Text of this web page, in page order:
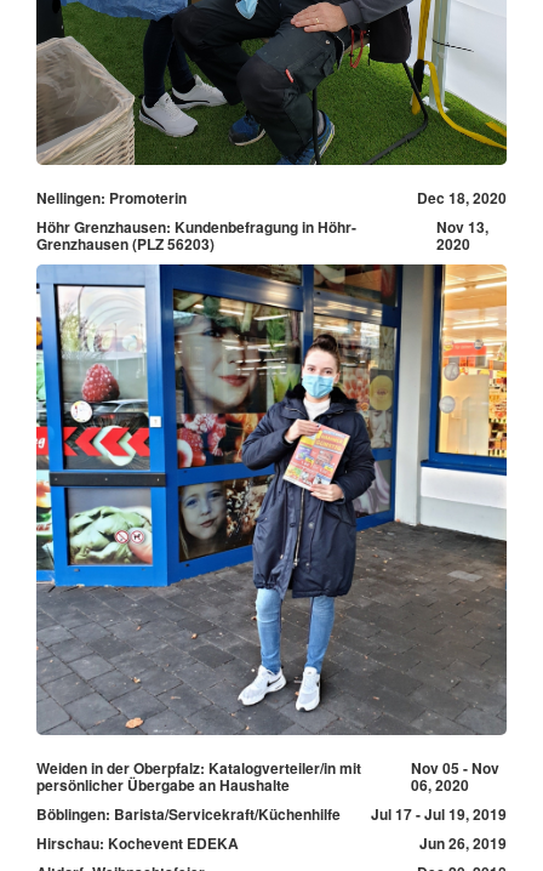
Nellingen: Promoterin
Dec 18, 2020
Höhr Grenzhausen: Kundenbefragung in Höhr-
Grenzhausen (PLZ 56203)
Nov 13,
2020
Weiden in der Oberpfalz: Katalogverteiler/in mit
persönlicher Übergabe an Haushalte
Nov 05 - Nov
06, 2020
Böblingen: Barista/Servicekraft/Küchenhilfe
Jul 17 - Jul 19, 2019
Hirschau: Kochevent EDEKA
Jun 26, 2019